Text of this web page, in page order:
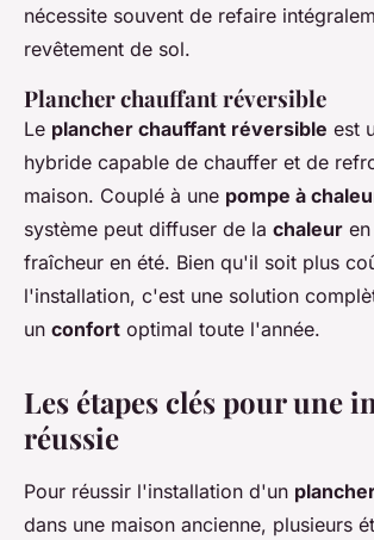
nécessite souvent de refaire
revêtement de sol.
Plancher chauffant réversible
Le plancher chauffant réversible est
hybride capable de chauffer et de
maison. Couplé à une pompe à
système peut diffuser de la chaleur
fraîcheur en été. Bien qu'il soit plus
l'installation, c'est une solution
un confort optimal toute l'année.
Les étapes clés pour une
réussie
Pour réussir l'installation d'un
dans une maison ancienne, plusieurs